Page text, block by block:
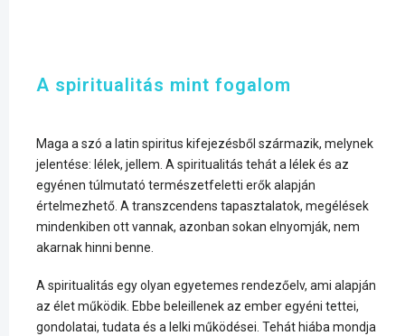
A spiritualitás mint fogalom
Maga a szó a latin spiritus kifejezésből származik, melynek
jelentése: lélek, jellem. A spiritualitás tehát a lélek és az
egyénen túlmutató természetfeletti erők alapján
értelmezhető. A transzcendens tapasztalatok, megélések
mindenkiben ott vannak, azonban sokan elnyomják, nem
akarnak hinni benne.
A spiritualitás egy olyan egyetemes rendezőelv, ami alapján
az élet működik. Ebbe beleillenek az ember egyéni tettei,
gondolatai, tudata és a lelki működései. Tehát hiába mondja